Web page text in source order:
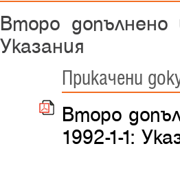
Второ допълнено
Указания
Прикачени
Второ
1992-1-1: